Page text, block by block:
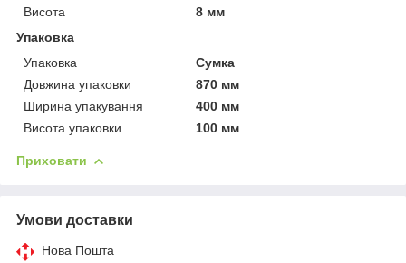
Висота
8 мм
Упаковка
Упаковка
Сумка
Довжина упаковки
870 мм
Ширина упакування
400 мм
Висота упаковки
100 мм
Приховати
Умови доставки
Нова Пошта